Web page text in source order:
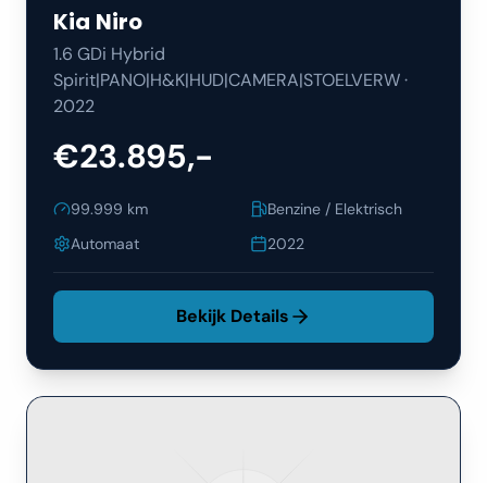
Kia Niro
1.6 GDi Hybrid
Spirit|PANO|H&K|HUD|CAMERA|STOELVERW·
2022
€23.895,-
99.999 km
Benzine / Elektrisch
Automaat
2022
Bekijk Details